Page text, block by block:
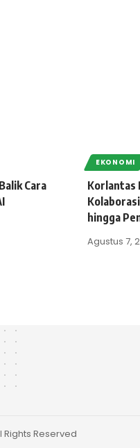
Cara
EKONOMI
Korlantas
hingga
Agustus 7,
Reserved